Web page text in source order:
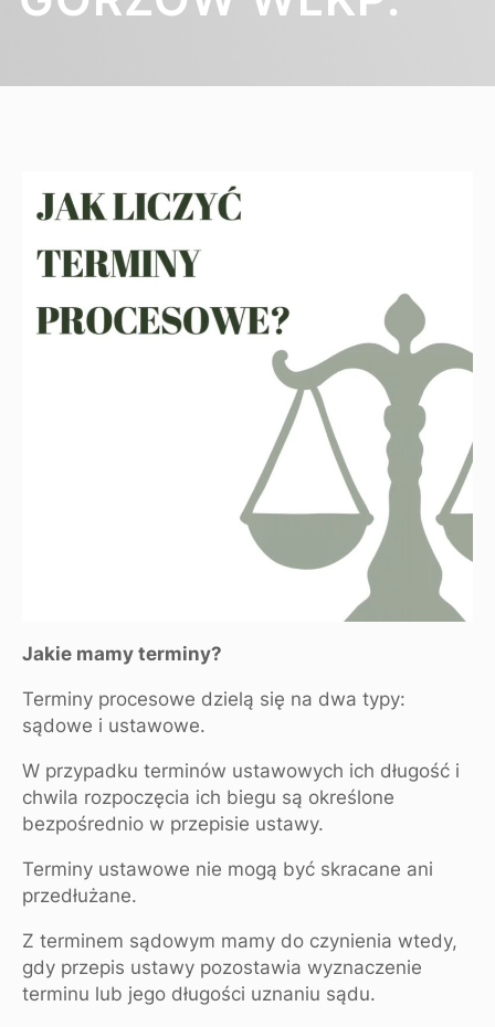
Jakie mamy terminy?
Terminy procesowe dzielą się na dwa typy:
sądowe i ustawowe.
W przypadku terminów ustawowych ich długość i
chwila rozpoczęcia ich biegu są określone
bezpośrednio w przepisie ustawy.
Terminy ustawowe nie mogą być skracane ani
przedłużane.
Z terminem sądowym mamy do czynienia wtedy,
gdy przepis ustawy pozostawia wyznaczenie
terminu lub jego długości uznaniu sądu.